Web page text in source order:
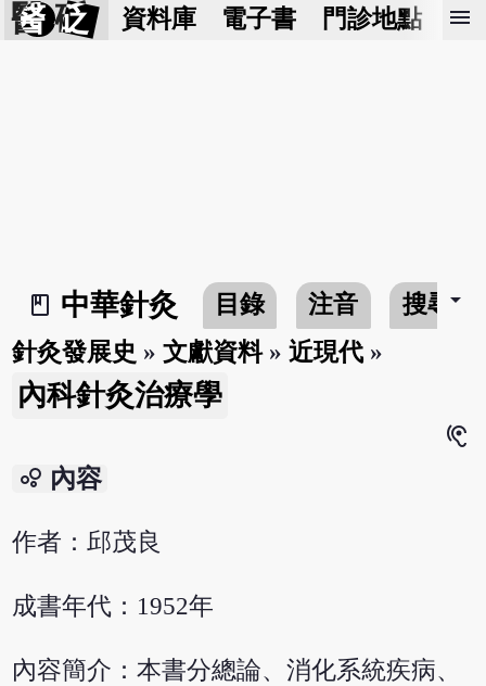
醫 砭 資料庫 電子書 門診地點 預
menu
book_2
中華針灸 目錄 注音 搜尋arrow_drop_down
針灸發展史 »文獻資料»近現代 »
內科針灸治療學
hearing
bubble_chart 內容
作者：邱茂良
成書年代：1952年
內容簡介：本書分總論、消化系統疾病、